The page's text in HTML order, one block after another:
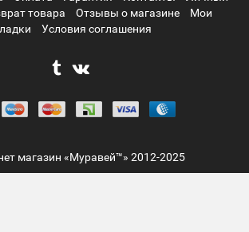
товара Отзывы о магазине
Мои
Условия соглашения
магазин «Муравей™» 2012-2025